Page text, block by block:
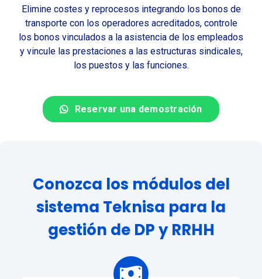
Elimine costes y reprocesos integrando los bonos de
transporte con los operadores acreditados, controle
los bonos vinculados a la asistencia de los empleados
y vincule las prestaciones a las estructuras sindicales,
los puestos y las funciones.
Reservar una demostración
Conozca los módulos del
sistema Teknisa para la
gestión de DP y RRHH